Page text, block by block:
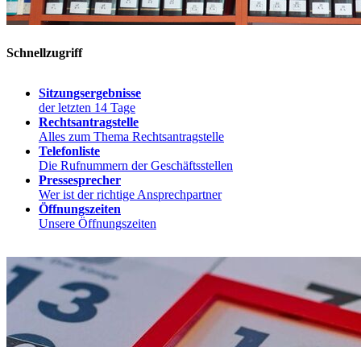
Schnellzugriff
Sitzungsergebnisse
der letzten 14 Tage
Rechtsantragstelle
Alles zum Thema Rechtsantragstelle
Telefonliste
Die Rufnummern der Geschäftsstellen
Pressesprecher
Wer ist der richtige Ansprechpartner
Öffnungszeiten
Unsere Öffnungszeiten